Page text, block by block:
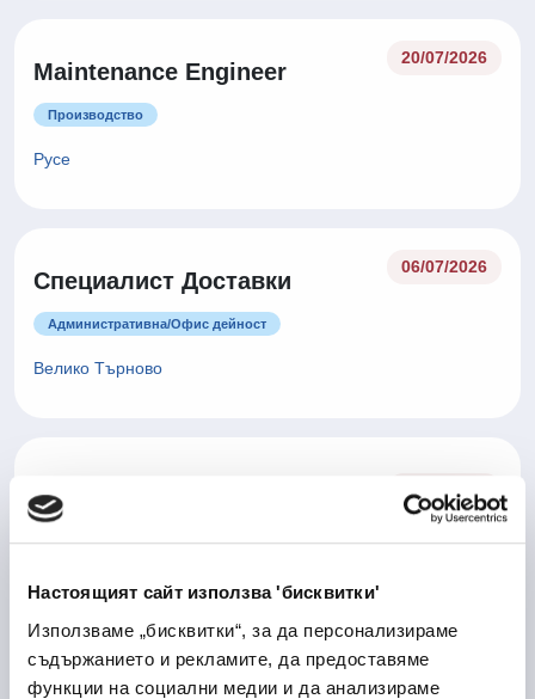
Настоящият сайт използва 'бисквитки'
Използваме „бисквитки“, за да персонализираме
съдържанието и рекламите, да предоставяме
функции на социални медии и да анализираме
Maintenance Engineer
20/07/2026
Производство
Русе
Специалист Доставки
06/07/2026
Административна/Oфис дейност
Велико Търново
Оператор производство -
Лекарствени продукти
06/07/2026